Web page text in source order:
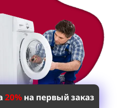
20% на первый заказ